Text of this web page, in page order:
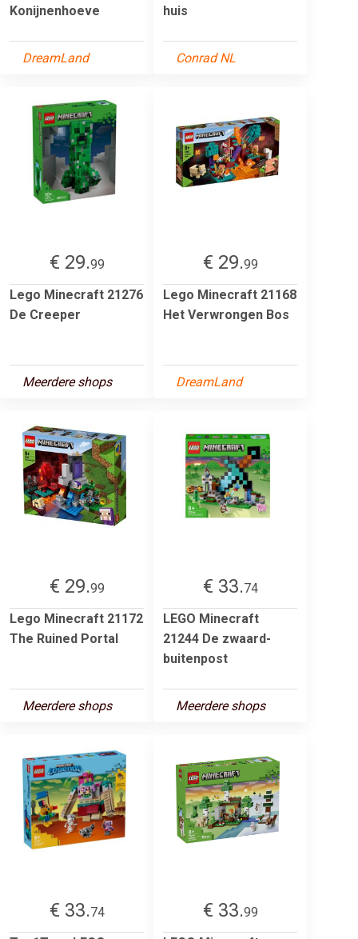
Konijnenhoeve
DreamLand
huis
Conrad NL
€ 29.99
Lego Minecraft 21276
De Creeper
Meerdere shops
€ 29.99
Lego Minecraft 21168
Het Verwrongen Bos
DreamLand
€ 29.99
Lego Minecraft 21172
The Ruined Portal
Meerdere shops
€ 33.74
LEGO Minecraft
21244 De zwaard-
buitenpost
Meerdere shops
€ 33.74
€ 33.99